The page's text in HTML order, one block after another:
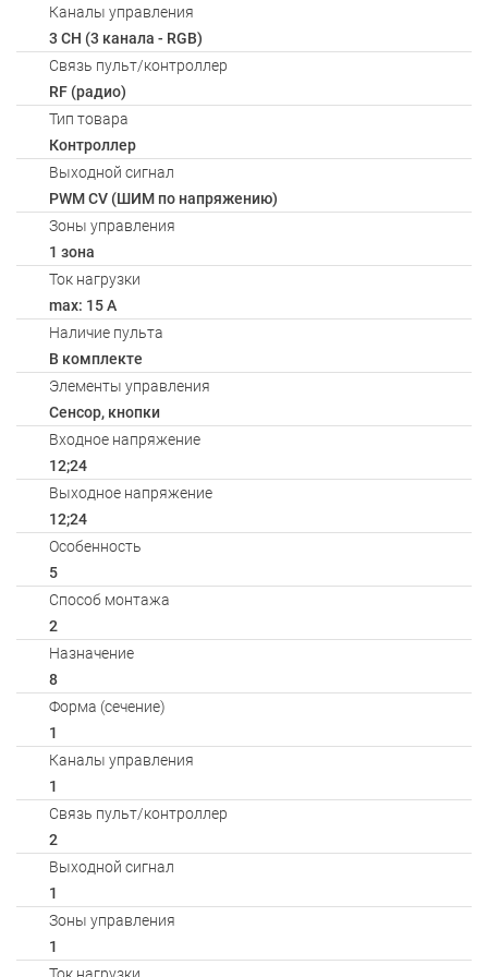
Каналы управления
3 CH (3 канала - RGB)
Связь пульт/контроллер
RF (радио)
Тип товара
Контроллер
Выходной сигнал
PWM СV (ШИМ по напряжению)
Зоны управления
1 зона
Ток нагрузки
max: 15 A
Наличие пульта
В комплекте
Элементы управления
Сенсор, кнопки
Входное напряжение
12;24
Выходное напряжение
12;24
Особенность
5
Способ монтажа
2
Назначение
8
Форма (сечение)
1
Каналы управления
1
Связь пульт/контроллер
2
Выходной сигнал
1
Зоны управления
1